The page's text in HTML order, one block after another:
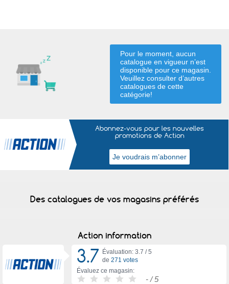
Pour le moment, aucun
catalogue en vigueur n’est
disponible pour ce magasin.
Veuillez consulter d’autres
catalogues de cette
catégorie!
Abonnez-vous pour les nouvelles
promotions de Action
Des catalogues de vos magasins préférés
Action information
3.7 Évaluation: 3.7 /5
de 271 votes
Évaluez ce magasin:
- / 5